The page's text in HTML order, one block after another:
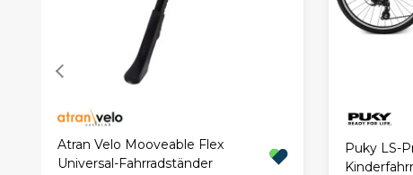
Atran Velo Mooveable Flex
Universal-Fahrradständer
Puky LS-